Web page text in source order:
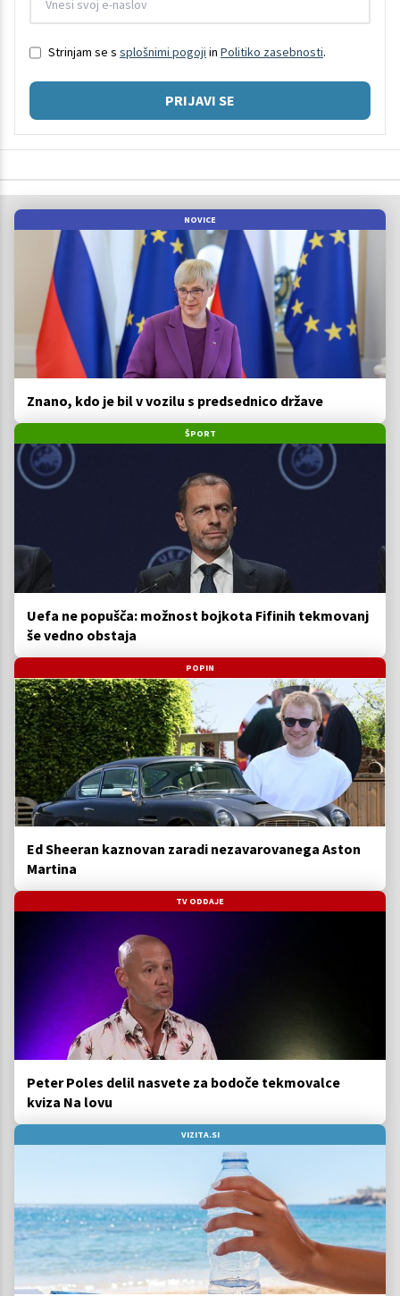
Strinjam se s splošnimi pogoji in Politiko zasebnosti.
PRIJAVI SE
NOVICE
Znano, kdo je bil v vozilu s predsednico države
ŠPORT
Uefa ne popušča: možnost bojkota Fifinih tekmovanj
še vedno obstaja
POPIN
Ed Sheeran kaznovan zaradi nezavarovanega Aston
Martina
TV ODDAJE
Peter Poles delil nasvete za bodoče tekmovalce
kviza Na lovu
VIZITA.SI